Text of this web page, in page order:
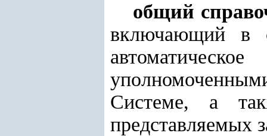
общий
включающий в
Системе, а
представляемых